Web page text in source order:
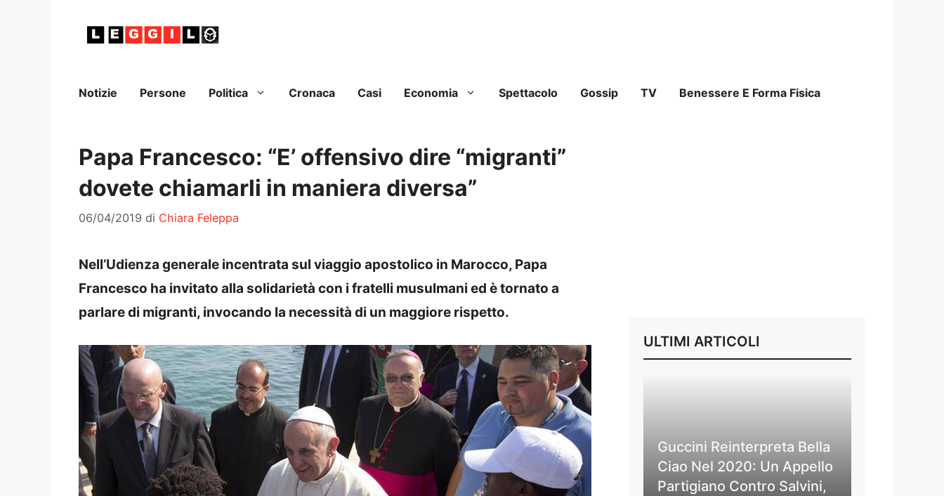
Notizie Persone Politica Cronaca Casi Economia Spettacolo Gossip TV Benessere E Forma Fisica
Papa Francesco: “E’ offensivo dire “migranti”
dovete chiamarli in maniera diversa”
06/04/2019 di Chiara Feleppa
Nell’Udienza generale incentrata sul viaggio apostolico in Marocco, Papa
Francesco ha invitato alla solidarietà con i fratelli musulmani ed è tornato a
parlare di migranti, invocando la necessità di un maggiore rispetto.
ULTIMI ARTICOLI
Guccini Reinterpreta Bella
Ciao Nel 2020: Un Appello
Partigiano Contro Salvini,